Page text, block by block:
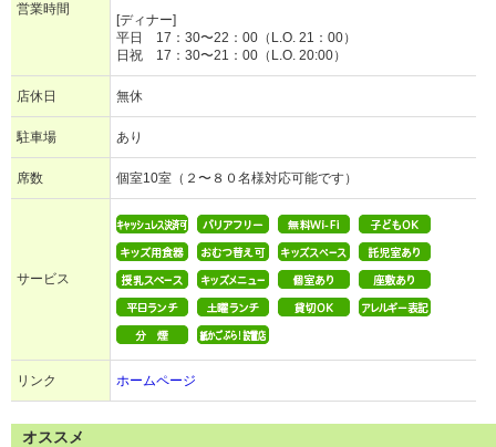
営業時間
[ディナー]
平日 17：30〜22：00（L.O. 21：00）
日祝 17：30〜21：00（L.O. 20:00）
店休日 無休
駐車場 あり
席数 個室10室（２〜８０名様対応可能です）
サービス
リンク ホームページ
オススメ